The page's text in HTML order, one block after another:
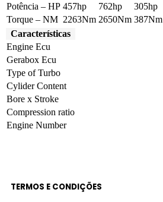
Potência – HP 457hp 762hp
305hp
Torque – NM 2263Nm 2650Nm 387Nm
Características
Engine Ecu
Gerabox Ecu
Type of Turbo
Cylider Content
Bore x Stroke
Compression ratio
Engine Number
TERMOS E CONDIÇÕES